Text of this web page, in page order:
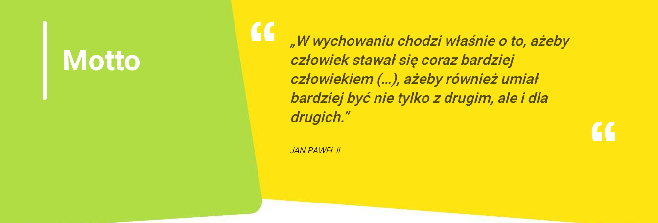
„W wychowaniu chodzi właśnie o to, ażeby
człowiek stawał się coraz bardziej
człowiekiem (…), ażeby również umiał
bardziej być nie tylko z drugim, ale i dla
drugich.”
JAN PAWEŁ II